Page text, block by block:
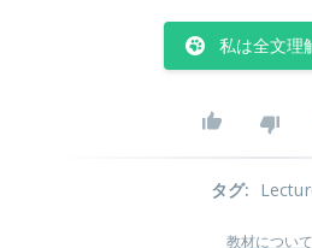
私は全文理
タグ:
教材について